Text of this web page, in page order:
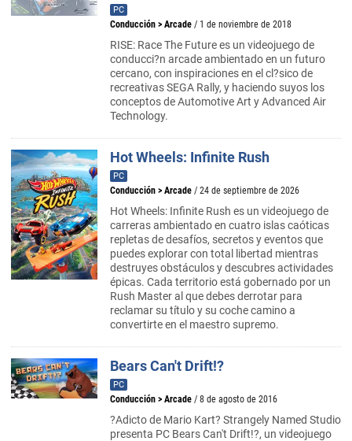
PC
Conducción > Arcade / 1 de noviembre de 2018
RISE: Race The Future es un videojuego de
conducci?n arcade ambientado en un futuro
cercano, con inspiraciones en el cl?sico de
recreativas SEGA Rally, y haciendo suyos los
conceptos de Automotive Art y Advanced Air
Technology.
Hot Wheels: Infinite Rush
PC
Conducción > Arcade / 24 de septiembre de 2026
Hot Wheels: Infinite Rush es un videojuego de
carreras ambientado en cuatro islas caóticas
repletas de desafíos, secretos y eventos que
puedes explorar con total libertad mientras
destruyes obstáculos y descubres actividades
épicas. Cada territorio está gobernado por un
Rush Master al que debes derrotar para
reclamar su título y su coche camino a
convertirte en el maestro supremo.
Bears Can't Drift!?
PC
Conducción > Arcade / 8 de agosto de 2016
?Adicto de Mario Kart? Strangely Named Studio
presenta PC Bears Can't Drift!?, un videojuego